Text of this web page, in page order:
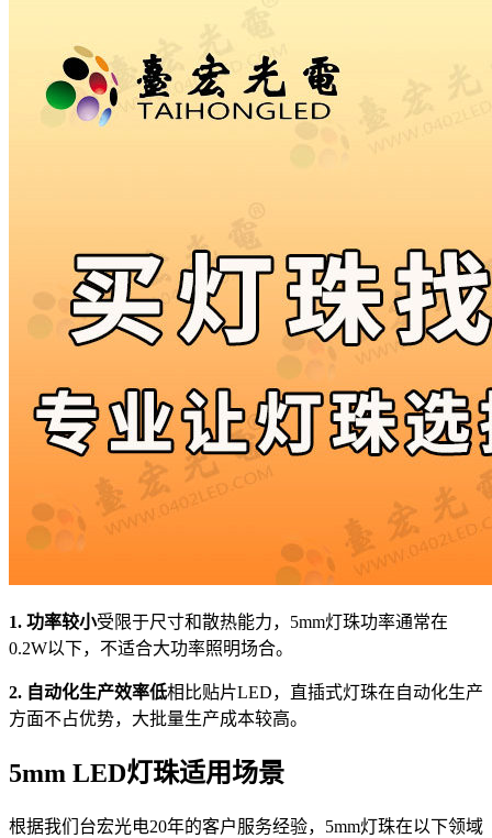
1. 功率较小受限于尺寸和散热能力，5mm灯珠功率通常在
0.2W以下，不适合大功率照明场合。
2. 自动化生产效率低相比贴片LED，直插式灯珠在自动化生产
方面不占优势，大批量生产成本较高。
5mm LED灯珠适用场景
根据我们台宏光电20年的客户服务经验，5mm灯珠在以下领域